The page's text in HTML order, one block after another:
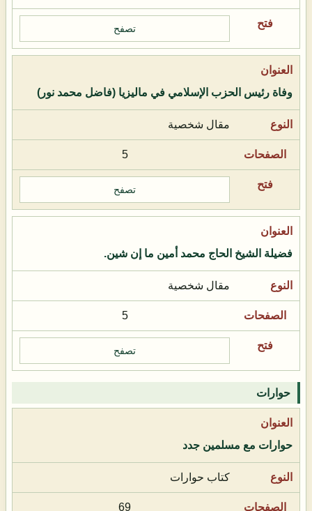
تصفح
وفاة رئيس الحزب الإسلامي في ماليزيا (فاضل محمد نور)
مقال شخصية
5
تصفح
فضيلة الشيخ الحاج محمد أمين ما إن شين.
مقال شخصية
5
تصفح
حوارات
حوارات مع مسلمين جدد
كتاب حوارات
69